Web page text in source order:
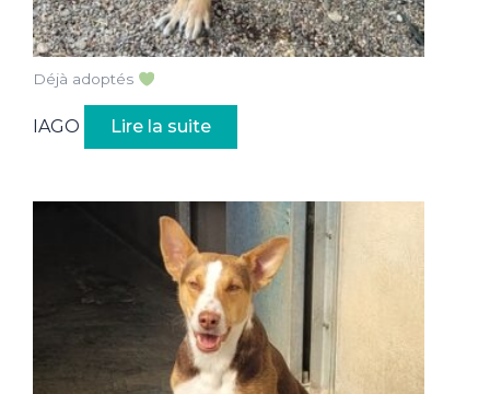
Déjà adoptés
IAGO Lire la suite